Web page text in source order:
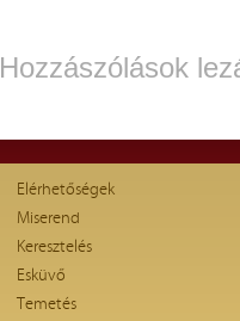
Hozzászólások
Elérhetőségek
Miserend
Keresztelés
Esküvő
Temetés